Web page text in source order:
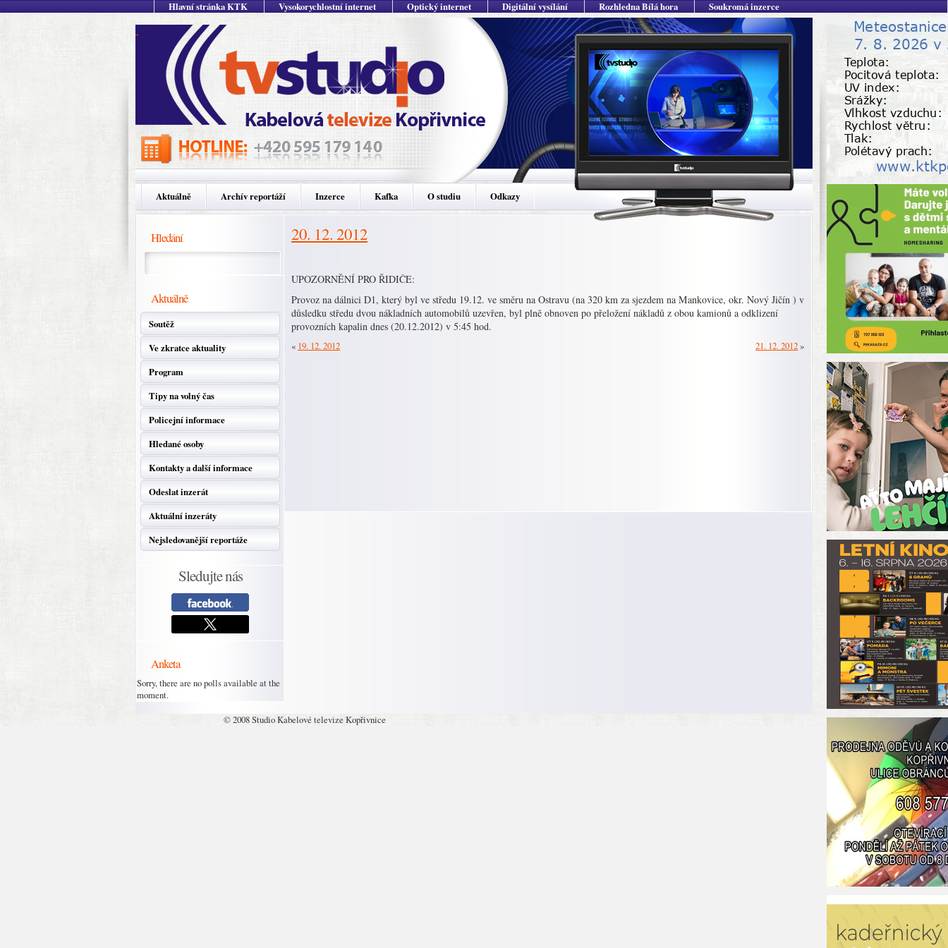
Hlavní stránka KTK Vysokorychlostní internet Optický internet Digitální vysílání Rozhledna Bílá hora Soukromá inzerce
Aktuálně Archív reportáží Inzerce Kafka O studiu Odkazy
Hledání
Aktuálně
Soutěž
Ve zkratce aktuality
Program
Tipy na volný čas
Policejní informace
Hledané osoby
Kontakty a další informace
Odeslat inzerát
Aktuální inzeráty
Nejsledovanější reportáže
Sledujte nás
Anketa
Sorry, there are no polls available at the
moment.
20. 12. 2012
UPOZORNĚNÍ PRO ŘIDIČE:
Provoz na dálnici D1, který byl ve středu 19.12. ve směru na Ostravu (na 320 km za sjezdem na Mankovice, okr. Nový Jičín ) v
důsledku středu dvou nákladních automobilů uzevřen, byl plně obnoven po přeložení nákladů z obou kamionů a odklizení
provozních kapalin dnes (20.12.2012) v 5:45 hod.
« 19. 12. 2012 21. 12. 2012»
© 2008 Studio Kabelové televize Kopřivnice